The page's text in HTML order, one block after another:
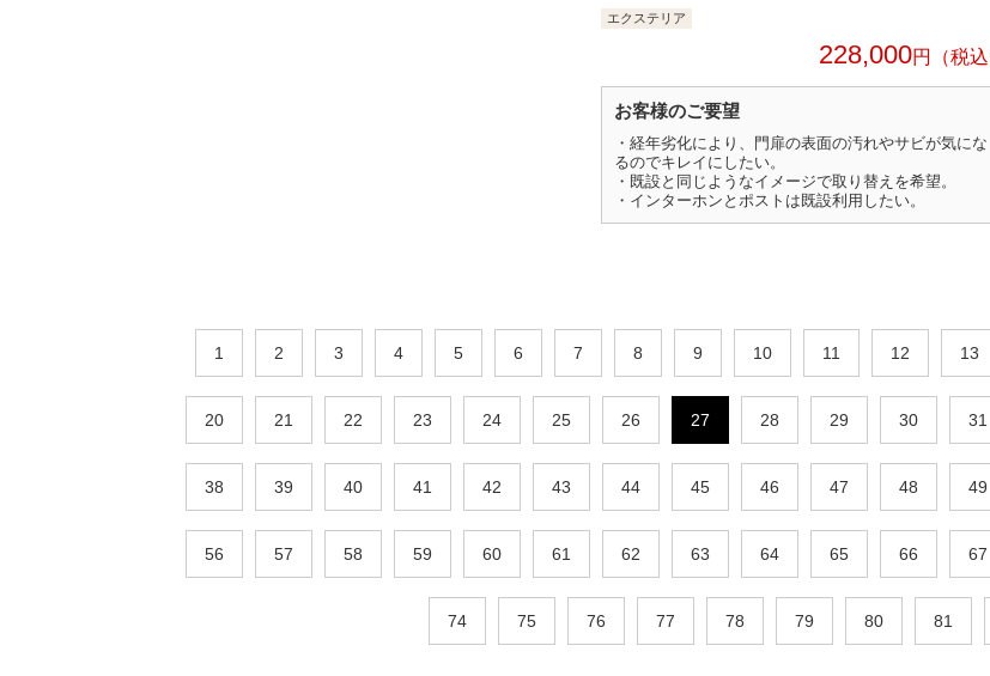
エクステリア
228,000円
お客様のご要望
・経年劣化により、門扉の表面の汚れやサビが気にな
るのでキレイにしたい。
・既設と同じようなイメージで取り替えを希望。
・インターホンとポストは既設利用したい。
1 2 3 4 5 6 7 8 9 10 11 12 13
20 21 22 23 24 25 26 27 28 29 30 31
38 39 40 41 42 43 44 45 46 47 48 49
56 57 58 59 60 61 62 63 64 65 66 67
74 75 76 77 78 79 80 81